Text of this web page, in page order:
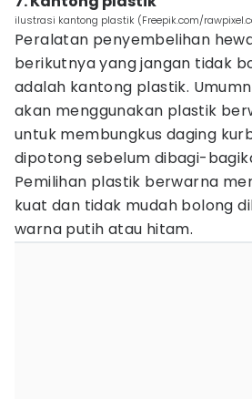
ilustrasi kantong plastik (Freepik.com/
Peralatan penyembelihan
berikutnya yang jangan tidak
adalah kantong plastik.
akan menggunakan plastik
untuk membungkus daging
dipotong sebelum dibagi-
Pemilihan plastik berwarna
kuat dan tidak mudah bolong
warna putih atau hitam.